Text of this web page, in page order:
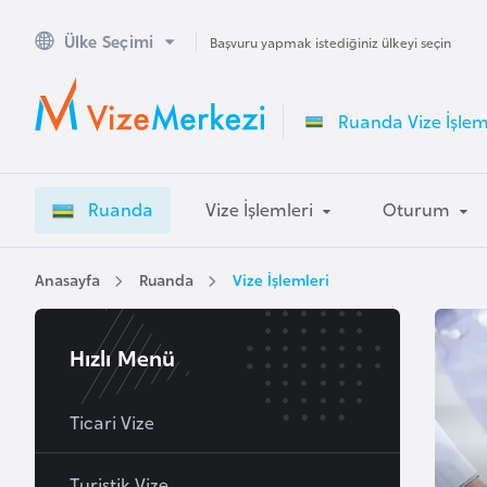
Ülke Seçimi Başvuru yapmak istediğiniz ülkeyi seçin
Ruanda Vize
Ruanda Vize İşlemleri Oturum
Anasayfa Ruanda Vize İşlemleri
Hızlı Menü
Ticari Vize
A
u
s
a
l
A
v
u
s
t